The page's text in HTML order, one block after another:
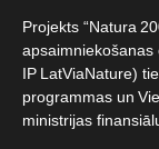
Projekts “Natura
apsaimniekošanas
IP LatViaNature)
programmas un
ministrijas